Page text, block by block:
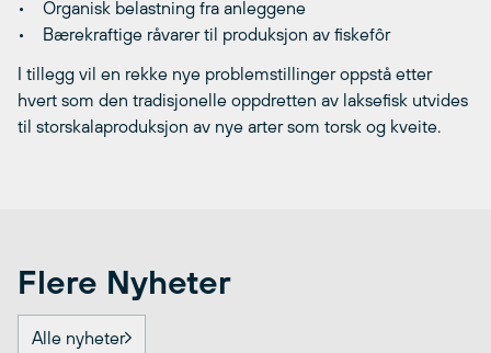
• Organisk belastning fra anleggene
• Bærekraftige råvarer til produksjon av fiskefôr
I tillegg vil en rekke nye problemstillinger oppstå etter
hvert som den tradisjonelle oppdretten av laksefisk utvides
til storskalaproduksjon av nye arter som torsk og kveite.
Flere Nyheter
Alle nyheter